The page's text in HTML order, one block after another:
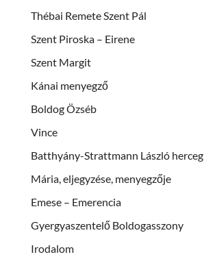
Thébai Remete Szent Pál
Szent Piroska – Eirene
Szent Margit
Kánai menyegző
Boldog Özséb
Vince
Batthyány-Strattmann László herceg
Mária, eljegyzése, menyegzője
Emese – Emerencia
Gyergyaszentelő Boldogasszony
Irodalom